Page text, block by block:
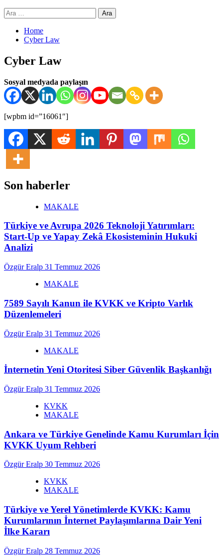
Arama:
Home
Cyber Law
Cyber Law
Sosyal medyada paylaşın
[wpbm id=”16061″]
Son haberler
MAKALE
Türkiye ve Avrupa 2026 Teknoloji Yatırımları:
Start-Up ve Yapay Zekâ Ekosisteminin Hukuki
Analizi
Özgür Eralp 31 Temmuz 2026
MAKALE
7589 Sayılı Kanun ile KVKK ve Kripto Varlık
Düzenlemeleri
Özgür Eralp 31 Temmuz 2026
MAKALE
İnternetin Yeni Otoritesi Siber Güvenlik Başkanlığı
Özgür Eralp 31 Temmuz 2026
KVKK
MAKALE
Ankara ve Türkiye Genelinde Kamu Kurumları İçin
KVKK Uyum Rehberi
Özgür Eralp 30 Temmuz 2026
KVKK
MAKALE
Türkiye ve Yerel Yönetimlerde KVKK: Kamu
Kurumlarının İnternet Paylaşımlarına Dair Yeni
İlke Kararı
Özgür Eralp 28 Temmuz 2026